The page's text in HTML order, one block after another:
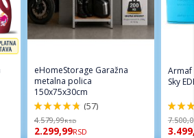
eHomeStorage Garažna
metalna polica
150x75x30cm
96%
(57)
4.579,99RSD
2.299,99RSD
Armaf
Sky
94%